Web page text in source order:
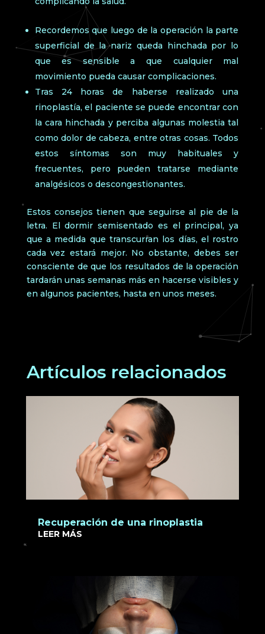
Recordemos que luego de la operación la parte
superficial de la nariz queda hinchada por lo
que es sensible a que cualquier mal
movimiento pueda causar complicaciones.
Tras 24 horas de haberse realizado una
rinoplastía, el paciente se puede encontrar con
la cara hinchada y perciba algunas molestia tal
como dolor de cabeza, entre otras cosas. Todos
estos síntomas son muy habituales y
frecuentes, pero pueden tratarse mediante
analgésicos o descongestionantes.
Estos consejos tienen que seguirse al pie de la
letra. El dormir semisentado es el principal, ya
que a medida que transcurran los días, el rostro
cada vez estará mejor. No obstante, debes ser
consciente de que los resultados de la operación
tardarán unas semanas más en hacerse visibles y
en algunos pacientes, hasta en unos meses.
Artículos relacionados
Recuperación de una rinoplastia
LEER MÁS